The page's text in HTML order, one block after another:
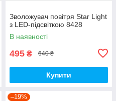
Зволожувач повітря Star Light
з LED-підсвіткою 8428
В наявності
495 ₴ 640 ₴
Купити
–19%